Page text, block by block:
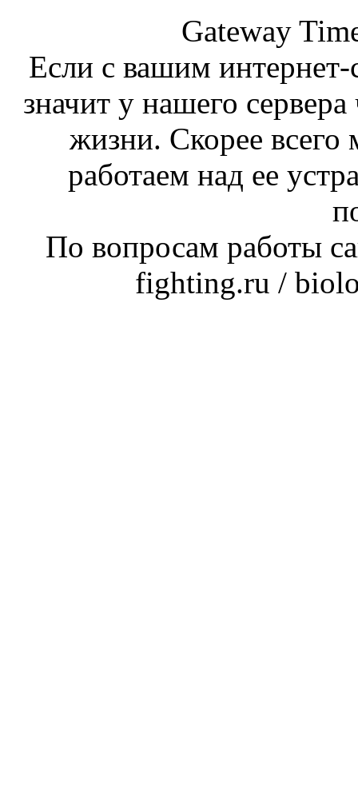
Gateway
Если с вашим интернет-
значит у нашего
жизни. Скорее
работаем над ее
По вопросам работы
fighting.ru /